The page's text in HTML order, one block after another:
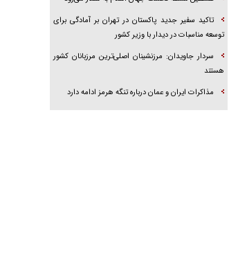
تاکید سفیر جدید پاکستان در تهران بر آمادگی برای
توسعه مناسبات در دیدار با وزیر کشور
سردار جاویدان: مرزنشینان اصلی‌ترین مرزبانان کشور
هستند
مذاکرات ایران و عمان درباره تنگه هرمز ادامه دارد